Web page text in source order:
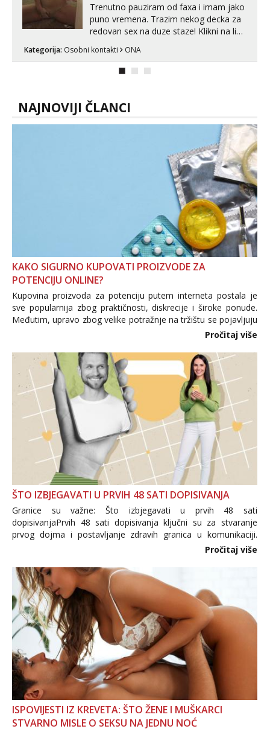
Trenutno pauziram od faxa i imam jako
puno vremena. Trazim nekog decka za
redovan sex na duze staze! Klikni na link
Kategorija: Osobni kontakti ONA
NAJNOVIJI ČLANCI
KAKO SIGURNO KUPOVATI PROIZVODE ZA
POTENCIJU ONLINE?
Kupovina proizvoda za potenciju putem interneta postala je
sve popularnija zbog praktičnosti, diskrecije i široke ponude.
Međutim, upravo zbog velike potražnje na tržištu se pojavljuju
i brojni krivotvoreni proizvodi, nepouzdane internetske
Pročitaj više
ŠTO IZBJEGAVATI U PRVIH 48 SATI DOPISIVANJA
Granice su važne: Što izbjegavati u prvih 48 sati
dopisivanjaPrvih 48 sati dopisivanja ključni su za stvaranje
prvog dojma i postavljanje zdravih granica u komunikaciji.
Važno je izbjeći prebrzo otkrivanje osobnih ili intimnih
informacija, jer nepoznata osoba još nije zaslužila to
povjerenje. Takođe...
Pročitaj više
ISPOVIJESTI IZ KREVETA: ŠTO ŽENE I MUŠKARCI
STVARNO MISLE O SEKSU NA JEDNU NOĆ